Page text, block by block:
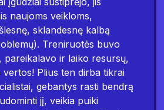
naujoms veikloms,
sklandesnę kalbą
Treniruotės buvo
pareikalavo ir laiko resursų,
Plius ten dirba tikrai
gebantys rasti bendrą
jį, veikia puiki